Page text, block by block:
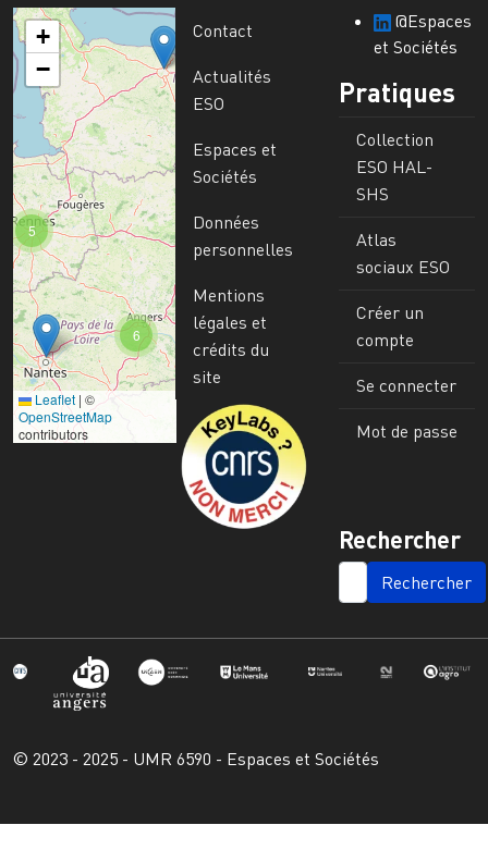
6
5
+
−
Leaflet | ©
OpenStreetMap
contributors
Contact
Actualités
ESO
Espaces et
Sociétés
Données
personnelles
Mentions
légales et
crédits du
site
Image
@Espaces
et Sociétés
Pratiques
Collection
ESO HAL-
SHS
Atlas
sociaux ESO
Créer un
compte
Se connecter
Mot de passe
Rechercher
SEARCH
© 2023 - 2025 - UMR 6590 - Espaces et Sociétés